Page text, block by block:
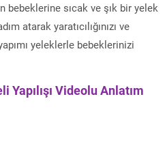
bebeklerine sıcak ve şık bir yelek
atarak yaratıcılığınızı ve
yeleklerle bebeklerinizi
Yapılışı Videolu Anlatım